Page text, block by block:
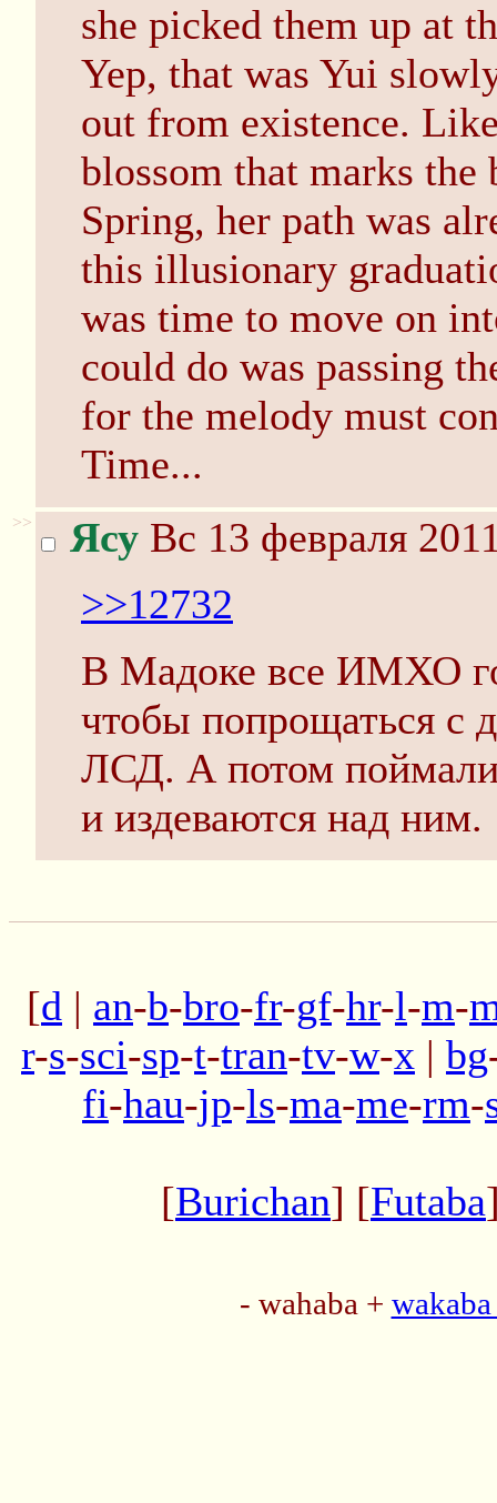
she picked them up at
Yep, that was Yui
out from existence.
blossom that marks the
Spring, her path was
this illusionary
was time to move on
could do was passing
for the melody must
Time...
>> Ясу Вс 13 февраля
>>12732
В Мадоке все ИМХО
чтобы попрощаться с
ЛСД. А потом поймали
и издеваются над ним.
[d | an-b-bro-fr-gf-hr-l-m-
r-s-sci-sp-t-tran-tv-w-x | bg
fi-hau-jp-ls-ma-me-rm-
[Burichan] [Futaba
- wahaba +